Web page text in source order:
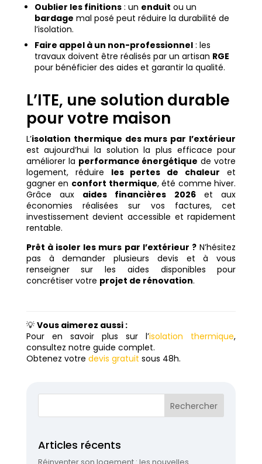
Oublier les finitions: un enduit ou un
bardage mal posé peut réduire la durabilité de
l’isolation.
Faire appel à un non-professionnel: les
travaux doivent être réalisés par un artisan RGE
pour bénéficier des aides et garantir la qualité.
L’ITE, une solution durable
pour votre maison
L’isolation thermique des murs par l’extérieur
est aujourd’hui la solution la plus efficace pour
améliorer la performance énergétique de votre
logement, réduire les pertes de chaleur et
gagner en confort thermique, été comme hiver.
Grâce aux aides financières 2026et aux
économies réalisées sur vos factures, cet
investissement devient accessible et rapidement
rentable.
Prêt à isoler les murs par l’extérieur ? N’hésitez
pas à demander plusieurs devis et à vous
renseigner sur les aides disponibles pour
concrétiser votre projet de rénovation.
💡 Vous aimerez aussi :
Pour en savoir plus sur l’isolation thermique,
consultez notre guide complet.
Obtenez votre devis gratuit sous 48h.
Articles récents
Réinventer son logement : les nouvelles